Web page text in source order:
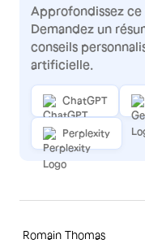
Approfondissez
Demandez un
conseils
artificielle.
ChatGPT
Perplexity
Romain Thomas